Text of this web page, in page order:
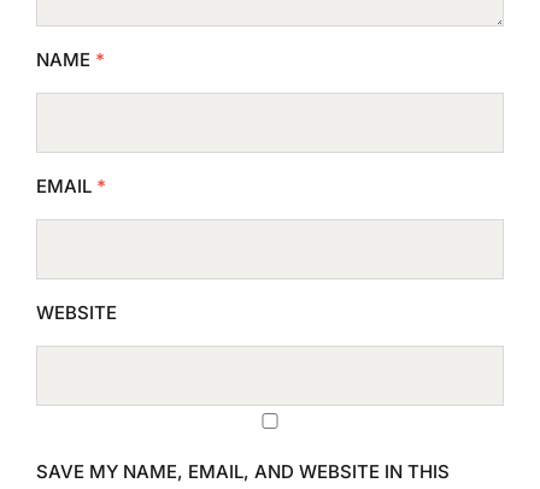
NAME *
EMAIL *
WEBSITE
SAVE MY NAME, EMAIL, AND WEBSITE IN THIS